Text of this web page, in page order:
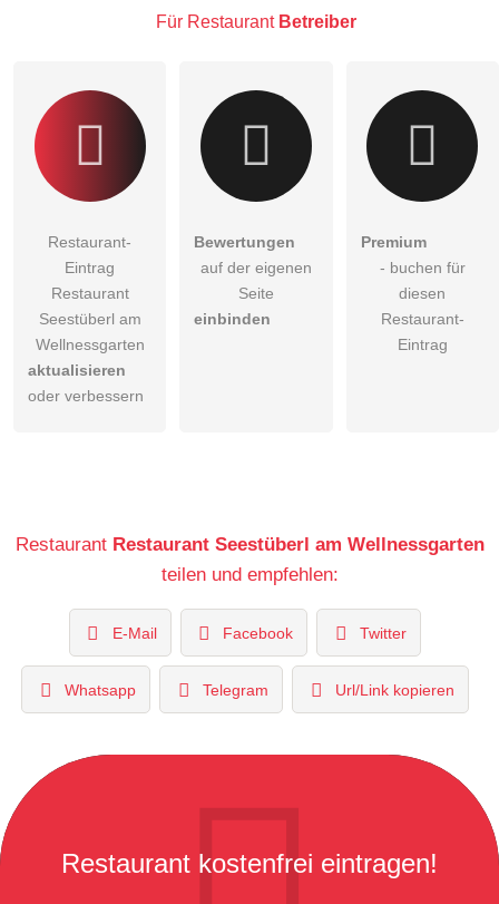
Für Restaurant Betreiber
Restaurant-
Eintrag
Restaurant
Seestüberl am
Wellnessgarten
aktualisieren
oder verbessern
Bewertungen
auf der eigenen
Seite
einbinden
Premium
- buchen für
diesen
Restaurant-
Eintrag
Restaurant Restaurant Seestüberl am Wellnessgarten
teilen und empfehlen:
E-Mail Facebook Twitter
Whatsapp Telegram Url/Link kopieren
Restaurant kostenfrei eintragen!